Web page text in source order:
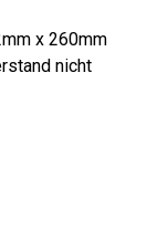
x 260mm
nicht